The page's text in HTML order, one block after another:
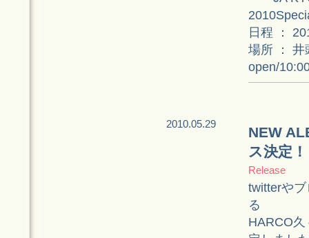
日程 ：
場所 ： 井
open/
2010.05.29
NEW
ス決定！
Release
twitterや
る
HARCO